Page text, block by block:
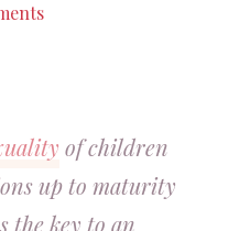
of children
up to maturity
the key to an